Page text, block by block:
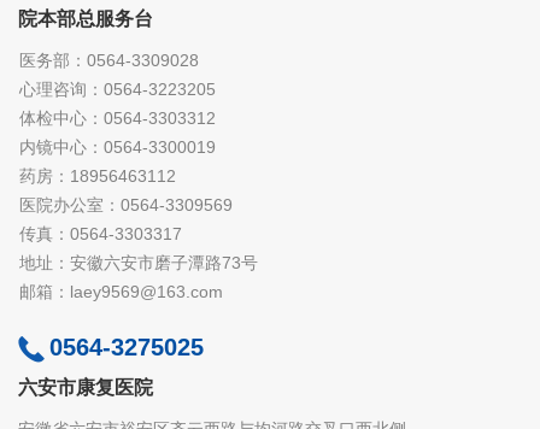
院本部总服务台
医务部：0564-3309028
心理咨询：0564-3223205
体检中心：0564-3303312
内镜中心：0564-3300019
药房：18956463112
医院办公室：0564-3309569
传真：0564-3303317
地址：安徽六安市磨子潭路73号
邮箱：laey9569@163.com
0564-3275025
六安市康复医院